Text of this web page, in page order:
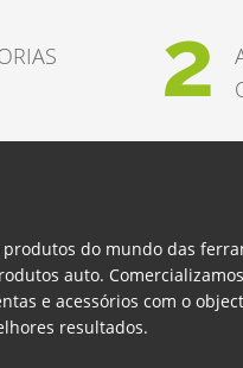
2
do mundo das
auto.
e acessórios com o
resultados.